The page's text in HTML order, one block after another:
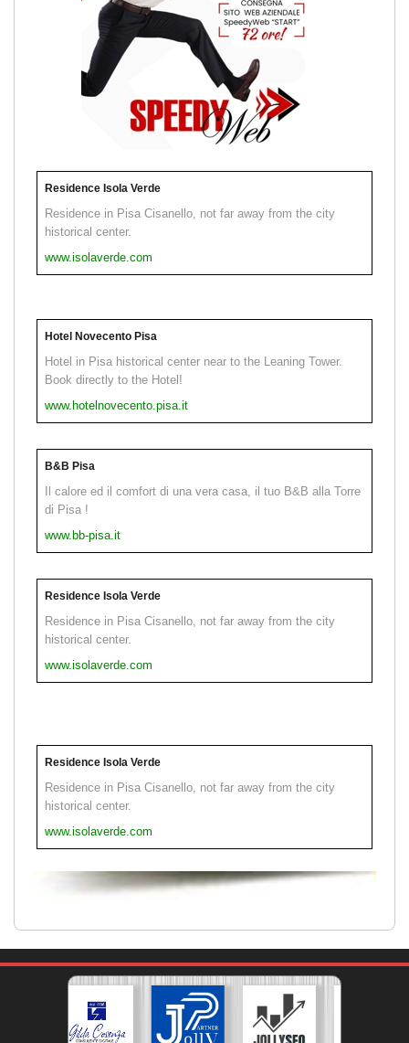
Residence Isola Verde
Residence in Pisa Cisanello, not far away from the city
historical center.
www.isolaverde.com
Hotel Novecento Pisa
Hotel in Pisa historical center near to the Leaning Tower.
Book directly to the Hotel!
www.hotelnovecento.pisa.it
B&B Pisa
Il calore ed il comfort di una vera casa, il tuo B&B alla Torre
di Pisa !
www.bb-pisa.it
Residence Isola Verde
Residence in Pisa Cisanello, not far away from the city
historical center.
www.isolaverde.com
Residence Isola Verde
Residence in Pisa Cisanello, not far away from the city
historical center.
www.isolaverde.com